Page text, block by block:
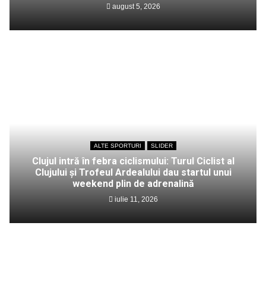
august 5, 2026
ALTE SPORTURI SLIDER
Clujul intră în febra ciclismului: Turul Ciclist al
Clujului și Trofeul Ardealului dau startul unui
weekend plin de adrenalină
iulie 11, 2026